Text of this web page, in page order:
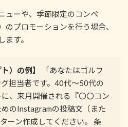
ューや、季節限定のコンペ
のプロモーションを行う場合、
す。
）の例】
「あなたはゴルフ
担当者です。40代〜50代の
、来月開催される『〇〇コン
のInstagramの投稿文（また
ーン作成してください。 条